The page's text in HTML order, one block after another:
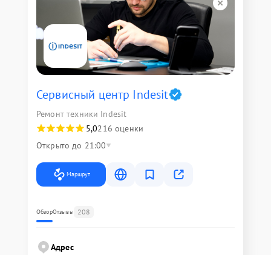
Сервисный центр Indesit
Ремонт техники Indesit
5,0216 оценки
Открыто до 21:00
Маршрут
ОбзорОтзывы 208
Адрес